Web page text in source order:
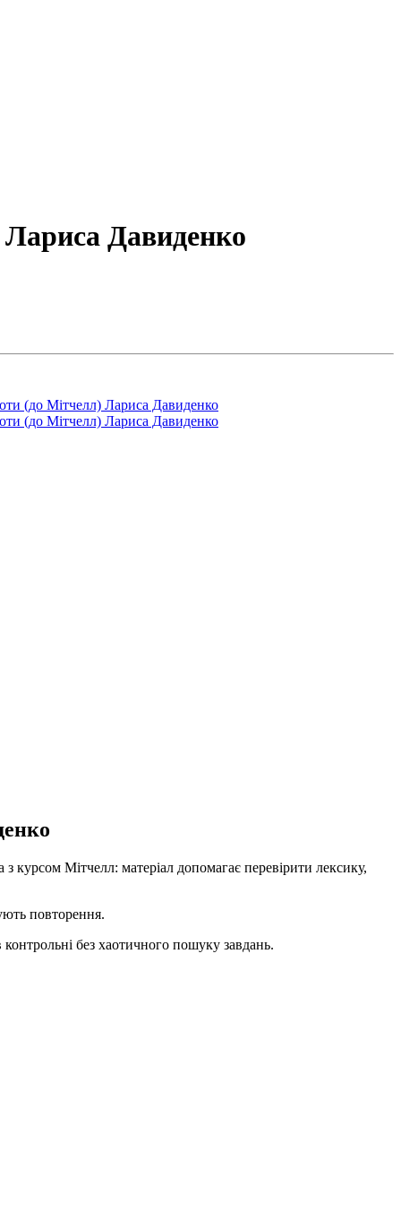
Лариса Давиденко
курсом Мітчелл: матеріал допомагає перевірити лексику,
повторення.
без хаотичного пошуку завдань.